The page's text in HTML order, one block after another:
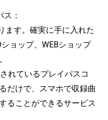
：
ます。確実に手に入れた
ョップ、WEBショップ
れているプレイパスコ
だけで、スマホで収録曲
ることができるサービス